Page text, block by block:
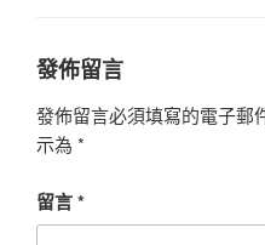
發佈留言
發佈留言必須填寫的電子郵
示為 *
留言*